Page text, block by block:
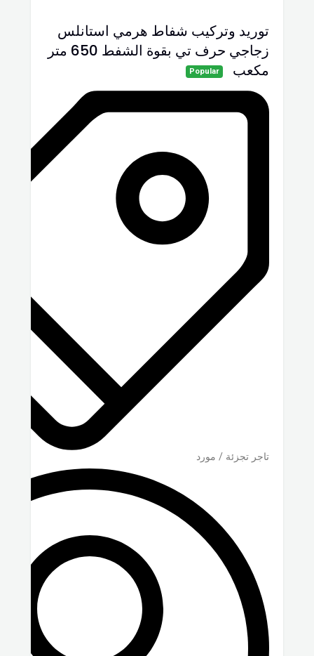
توريد وتركيب شفاط ھرمي استانلس
زجاجي حرف تي بقوة الشفط 650 متر
مكعب
Popular
تاجر تجزئة / مورد